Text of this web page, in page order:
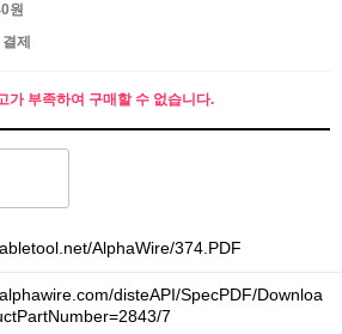
원
제
가 부족하여 구매할 수 없습니다.
AlphaWire/374.PDF
disteAPI/SpecPDF/Downloa
7